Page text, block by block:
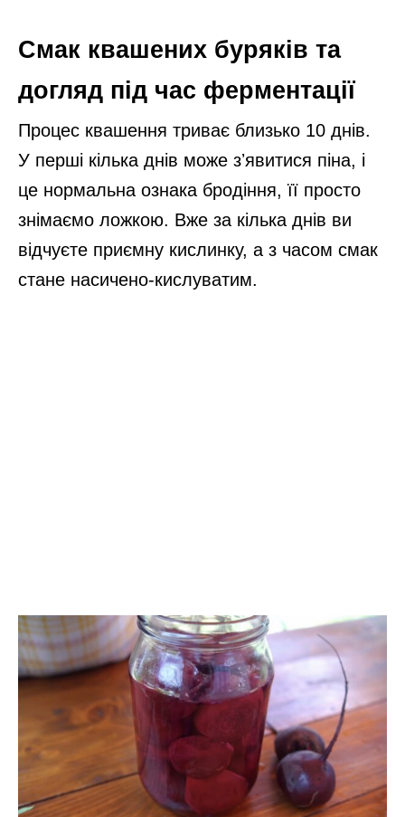
Смак квашених буряків та
догляд під час ферментації
Процес квашення триває близько 10 днів.
У перші кілька днів може зʼявитися піна, і
це нормальна ознака бродіння, її просто
знімаємо ложкою. Вже за кілька днів ви
відчуєте приємну кислинку, а з часом смак
стане насичено-кислуватим.